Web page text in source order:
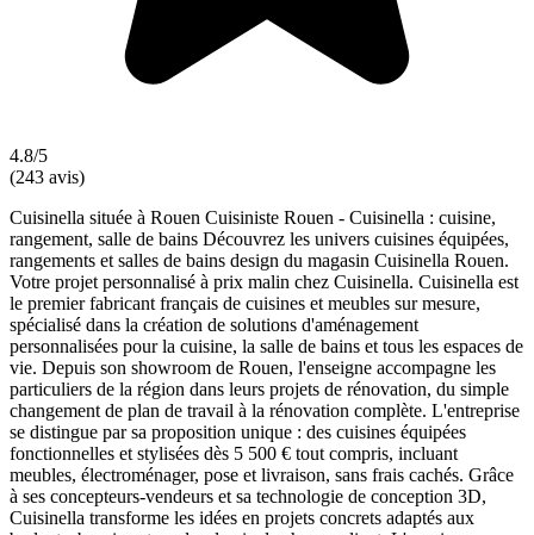
4.8/5
(243 avis)
Cuisinella située à Rouen Cuisiniste Rouen - Cuisinella : cuisine,
rangement, salle de bains Découvrez les univers cuisines équipées,
rangements et salles de bains design du magasin Cuisinella Rouen.
Votre projet personnalisé à prix malin chez Cuisinella. Cuisinella est
le premier fabricant français de cuisines et meubles sur mesure,
spécialisé dans la création de solutions d'aménagement
personnalisées pour la cuisine, la salle de bains et tous les espaces de
vie. Depuis son showroom de Rouen, l'enseigne accompagne les
particuliers de la région dans leurs projets de rénovation, du simple
changement de plan de travail à la rénovation complète. L'entreprise
se distingue par sa proposition unique : des cuisines équipées
fonctionnelles et stylisées dès 5 500 € tout compris, incluant
meubles, électroménager, pose et livraison, sans frais cachés. Grâce
à ses concepteurs-vendeurs et sa technologie de conception 3D,
Cuisinella transforme les idées en projets concrets adaptés aux